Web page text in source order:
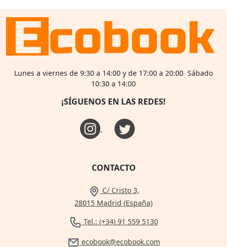
Lunes a viernes de 9:30 a 14:00 y de 17:00 a 20:00 Sábado
10:30 a 14:00
¡SÍGUENOS EN LAS REDES!
CONTACTO
C/ Cristo 3,
28015 Madrid (España)
Tel.: (+34) 91 559 5130
ecobook@ecobook.com